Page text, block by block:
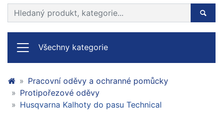
Prohledat web
Všechny kategorie
Pracovní oděvy a ochranné pomůcky
Protipořezové oděvy
Husqvarna Kalhoty do pasu Technical